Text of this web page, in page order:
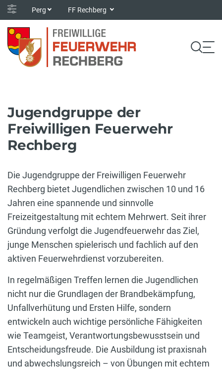
Perg FF Rechberg
Jugendgruppe der
Freiwilligen Feuerwehr
Rechberg
Die Jugendgruppe der Freiwilligen Feuerwehr
Rechberg bietet Jugendlichen zwischen 10 und 16
Jahren eine spannende und sinnvolle
Freizeitgestaltung mit echtem Mehrwert. Seit ihrer
Gründung verfolgt die Jugendfeuerwehr das Ziel,
junge Menschen spielerisch und fachlich auf den
aktiven Feuerwehrdienst vorzubereiten.
In regelmäßigen Treffen lernen die Jugendlichen
nicht nur die Grundlagen der Brandbekämpfung,
Unfallverhütung und Ersten Hilfe, sondern
entwickeln auch wichtige persönliche Fähigkeiten
wie Teamgeist, Verantwortungsbewusstsein und
Entscheidungsfreude. Die Ausbildung ist praxisnah
und abwechslungsreich – von Übungen mit echtem